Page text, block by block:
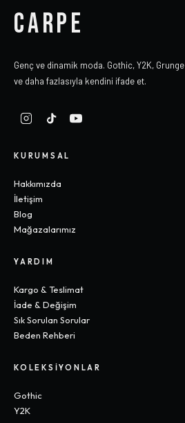
CARPE
Genç ve dinamik moda. Gothic, Y2K, Grunge
ve daha fazlasıyla kendini ifade et.
KURUMSAL
Hakkımızda
İletişim
Blog
Mağazalarımız
YARDIM
Kargo & Teslimat
İade & Değişim
Sık Sorulan Sorular
Beden Rehberi
KOLEKSIYONLAR
Gothic
Y2K